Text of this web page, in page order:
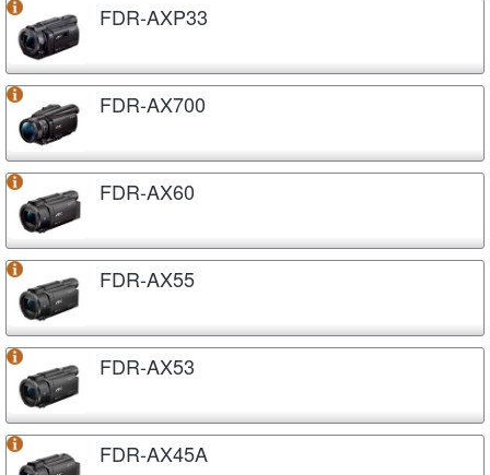
FDR-AXP33
FDR-AX700
FDR-AX60
FDR-AX55
FDR-AX53
FDR-AX45A